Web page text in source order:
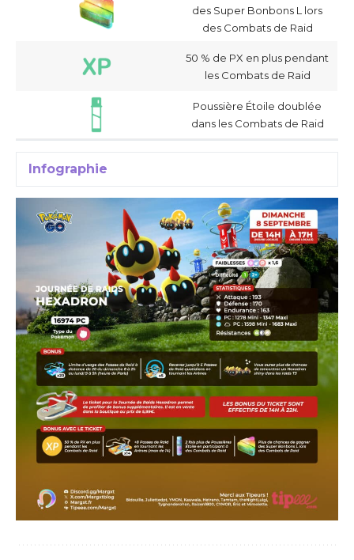
des Super Bonbons L lors
des Combats de Raid
50 % de PX en plus pendant
les Combats de Raid
Poussière Étoile doublée
dans les Combats de Raid
Infographie